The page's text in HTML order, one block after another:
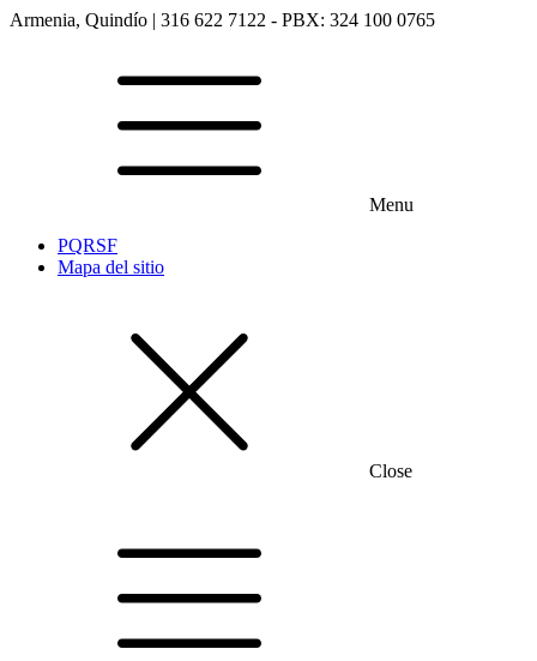
Armenia, Quindío | 316 622 7122 - PBX: 324 100 0765
Menu
PQRSF
Mapa del sitio
Close